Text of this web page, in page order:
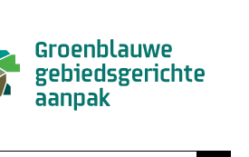
naar
de
inhoud